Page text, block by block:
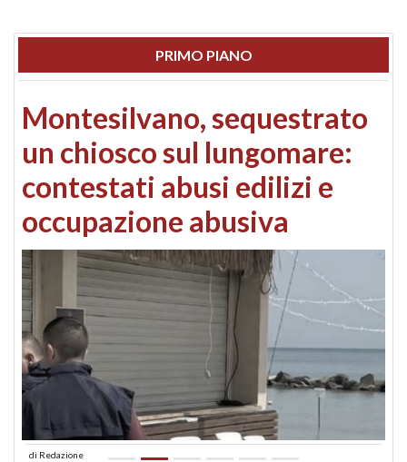
PRIMO PIANO
Montesilvano, sequestrato
un chiosco sul lungomare:
contestati abusi edilizi e
occupazione abusiva
di Redazione